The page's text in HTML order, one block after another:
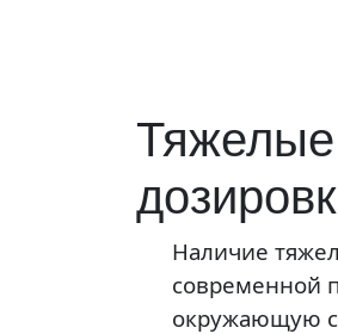
Тяжелые
Наличие
современной
окружающую